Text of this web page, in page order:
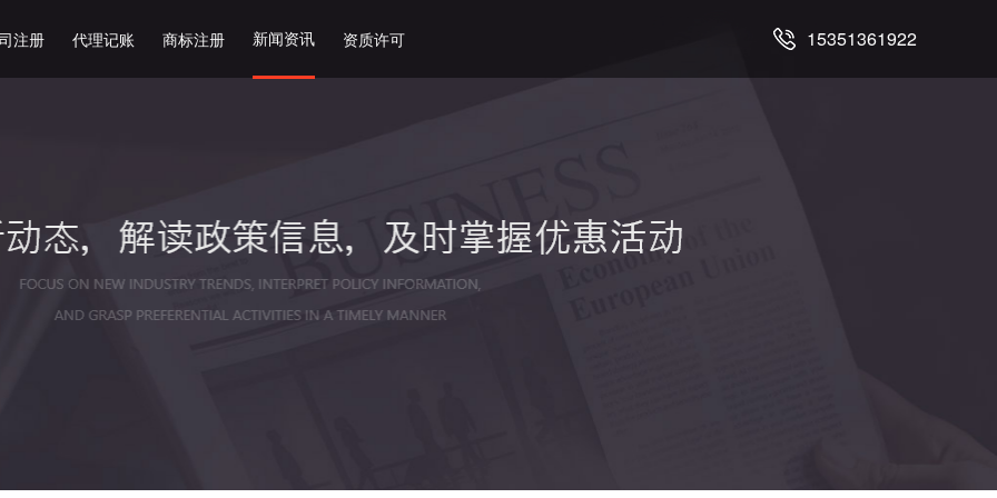
注册 代理记账 商标注册 新闻资讯 资质许可 15351361922